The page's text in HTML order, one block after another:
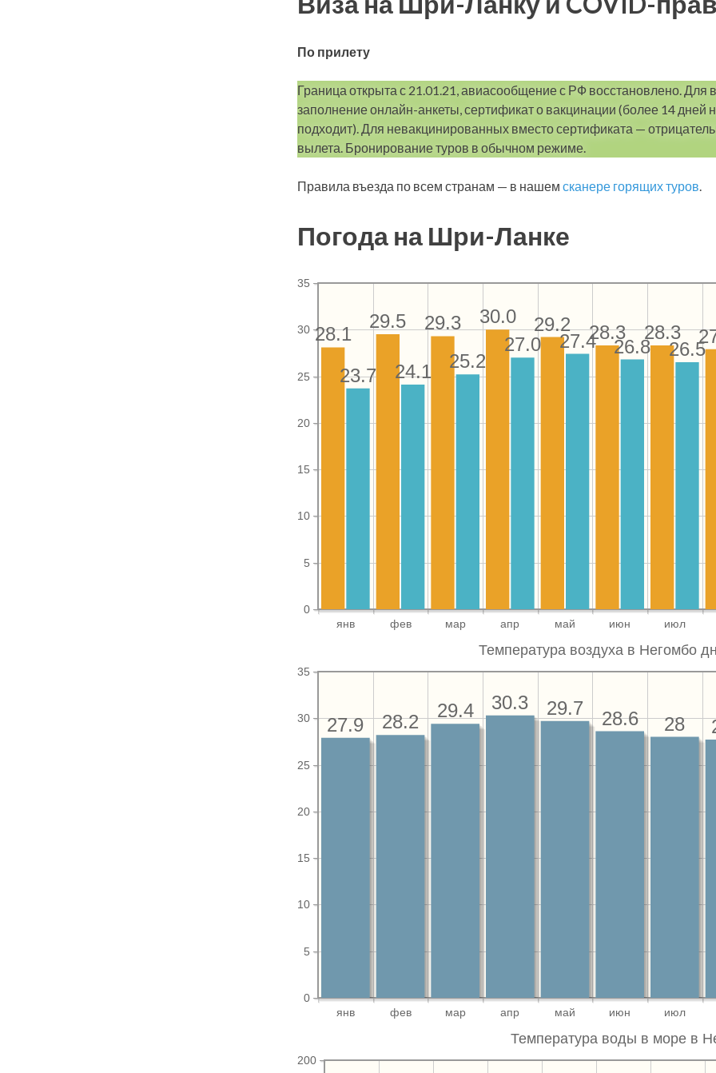
По прилету
Граница открыта с 21.01.21, авиасообщение с РФ восстановлено.
заполнение онлайн-анкеты, сертификат о вакцинации (более 14 дней
подходит). Для невакцинированных вместо сертификата —
вылета. Бронирование туров в обычном режиме.
Правила въезда по всем странам — в нашем сканере горящих туров.
Погода на Шри-Ланке